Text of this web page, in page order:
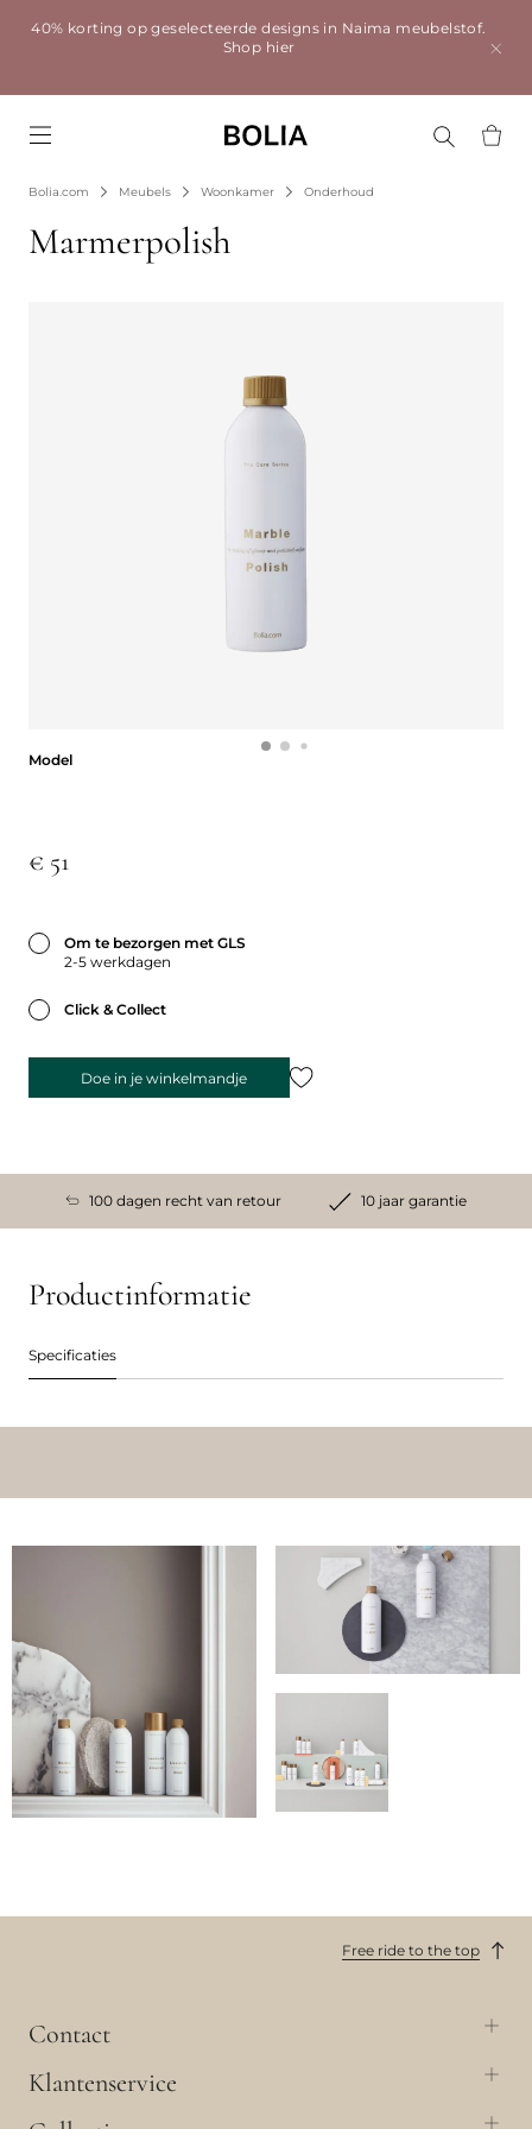
40% korting op geselecteerde designs in Naima meubelstof.
Shop hier
Bolia.com Meubels Woonkamer Onderhoud
Marmerpolish
Model
€ 51
Om te bezorgen met GLS
2-5 werkdagen
Click & Collect
Doe in je winkelmandje
100 dagen recht van retour 10 jaar garantie
Productinformatie
Specificaties
Free ride to the top
Contact
Klantenservice